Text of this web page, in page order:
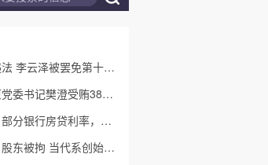
私房课
因严重违纪违法 李云泽被罢免第十四届全国人大代表职务
特稿｜国航原党委书记樊澄受贿3847万元二审待宣判 否认大多数指控
财经早知道｜部分银行房贷利率，降至“2字头
艾路明及多名股东被拘 当代系创始人因何此时被清算